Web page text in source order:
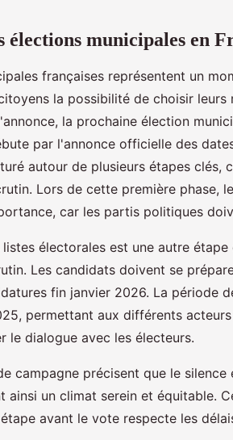
élections municipales en
françaises représentent un
la possibilité de choisir leurs
la prochaine élection
par l'annonce officielle des
autour de plusieurs étapes clés,
Lors de cette première phase, le
car les partis politiques
électorales est une autre
Les candidats doivent se
fin janvier 2026. La période
permettant aux différents
le dialogue avec les électeurs.
campagne précisent que le
ainsi un climat serein et équitable.
avant le vote respecte les